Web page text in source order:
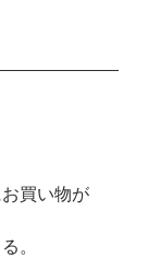
買い物が
。